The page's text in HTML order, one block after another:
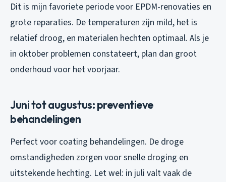
Dit is mijn favoriete periode voor EPDM-renovaties en
grote reparaties. De temperaturen zijn mild, het is
relatief droog, en materialen hechten optimaal. Als je
in oktober problemen constateert, plan dan groot
onderhoud voor het voorjaar.
Juni tot augustus: preventieve
behandelingen
Perfect voor coating behandelingen. De droge
omstandigheden zorgen voor snelle droging en
uitstekende hechting. Let wel: in juli valt vaak de